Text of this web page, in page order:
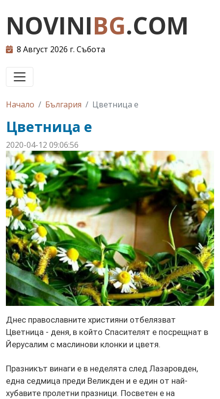
NOVINIBG.COM
8 Август 2026 г. Събота
Начало България Цветница е
Цветница е
2020-04-12 09:06:56
Днес православните християни отбелязват
Цветница - деня, в който Спасителят е посрещнат в
Йерусалим с маслинови клонки и цветя.
Празникът винаги е в неделята след Лазаровден,
една седмица преди Великден и е един от най-
хубавите пролетни празници. Посветен е на